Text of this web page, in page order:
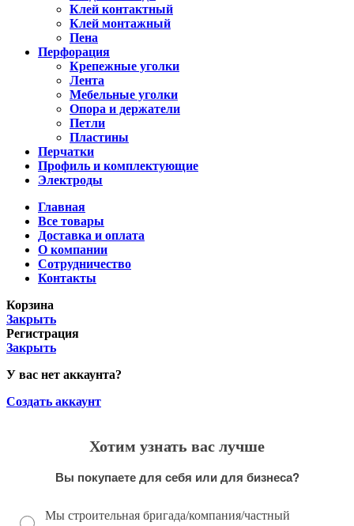
Клей контактный
Клей монтажный
Пена
Перфорация
Крепежные уголки
Лента
Мебельные уголки
Опора и держатели
Петли
Пластины
Перчатки
Профиль и комплектующие
Электроды
Главная
Все товары
Доставка и оплата
О компании
Сотрудничество
Контакты
Корзина
Закрыть
Регистрация
Закрыть
У вас нет аккаунта?
Создать аккаунт
Хотим узнать вас лучше
Вы покупаете для себя или для бизнеса?
Мы строительная бригада/компания/частный